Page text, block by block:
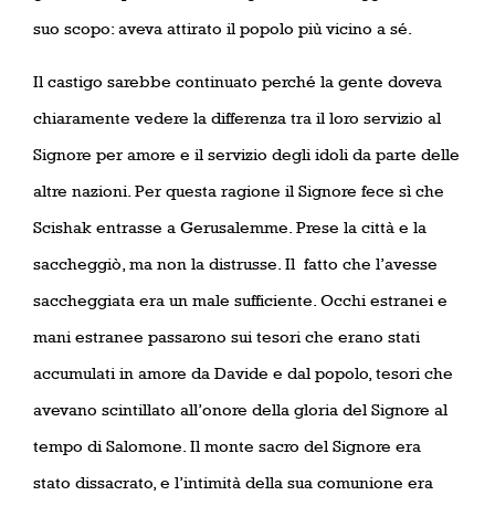
suo scopo: aveva attirato il popolo più vicino a sé.
Il castigo sarebbe continuato perché la gente doveva
chiaramente vedere la differenza tra il loro servizio al
Signore per amore e il servizio degli idoli da parte delle
altre nazioni. Per questa ragione il Signore fece sì che
Scishak entrasse a Gerusalemme. Prese la città e la
saccheggiò, ma non la distrusse. Il fatto che l’avesse
saccheggiata era un male sufficiente. Occhi estranei e
mani estranee passarono sui tesori che erano stati
accumulati in amore da Davide e dal popolo, tesori che
avevano scintillato all’onore della gloria del Signore al
tempo di Salomone. Il monte sacro del Signore era
stato dissacrato, e l’intimità della sua comunione era